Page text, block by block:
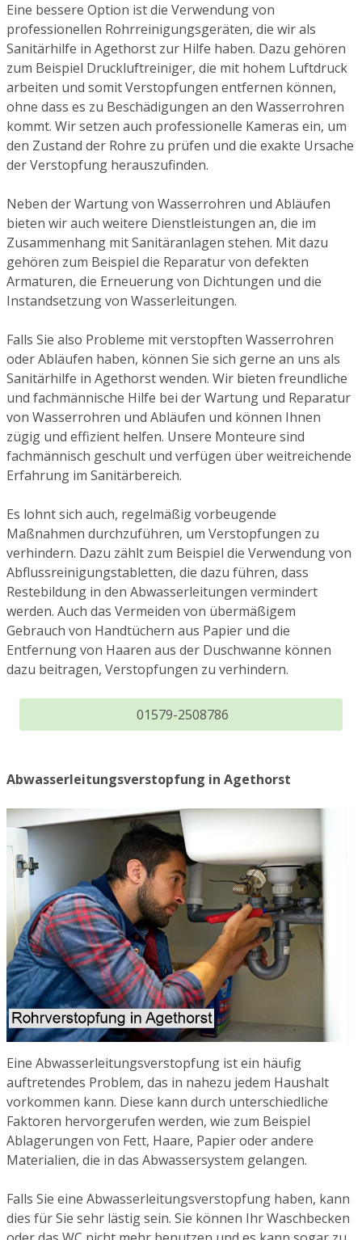
Eine bessere Option ist die Verwendung von
professionellen Rohrreinigungsgeräten, die wir als
Sanitärhilfe in Agethorst zur Hilfe haben. Dazu gehören
zum Beispiel Druckluftreiniger, die mit hohem Luftdruck
arbeiten und somit Verstopfungen entfernen können,
ohne dass es zu Beschädigungen an den Wasserrohren
kommt. Wir setzen auch professionelle Kameras ein, um
den Zustand der Rohre zu prüfen und die exakte Ursache
der Verstopfung herauszufinden.
Neben der Wartung von Wasserrohren und Abläufen
bieten wir auch weitere Dienstleistungen an, die im
Zusammenhang mit Sanitäranlagen stehen. Mit dazu
gehören zum Beispiel die Reparatur von defekten
Armaturen, die Erneuerung von Dichtungen und die
Instandsetzung von Wasserleitungen.
Falls Sie also Probleme mit verstopften Wasserrohren
oder Abläufen haben, können Sie sich gerne an uns als
Sanitärhilfe in Agethorst wenden. Wir bieten freundliche
und fachmännische Hilfe bei der Wartung und Reparatur
von Wasserrohren und Abläufen und können Ihnen
zügig und effizient helfen. Unsere Monteure sind
fachmännisch geschult und verfügen über weitreichende
Erfahrung im Sanitärbereich.
Es lohnt sich auch, regelmäßig vorbeugende
Maßnahmen durchzuführen, um Verstopfungen zu
verhindern. Dazu zählt zum Beispiel die Verwendung von
Abflussreinigungstabletten, die dazu führen, dass
Restebildung in den Abwasserleitungen vermindert
werden. Auch das Vermeiden von übermäßigem
Gebrauch von Handtüchern aus Papier und die
Entfernung von Haaren aus der Duschwanne können
dazu beitragen, Verstopfungen zu verhindern.
01579-2508786
Abwasserleitungsverstopfung in Agethorst
Eine Abwasserleitungsverstopfung ist ein häufig
auftretendes Problem, das in nahezu jedem Haushalt
vorkommen kann. Diese kann durch unterschiedliche
Faktoren hervorgerufen werden, wie zum Beispiel
Ablagerungen von Fett, Haare, Papier oder andere
Materialien, die in das Abwassersystem gelangen.
Falls Sie eine Abwasserleitungsverstopfung haben, kann
dies für Sie sehr lästig sein. Sie können Ihr Waschbecken